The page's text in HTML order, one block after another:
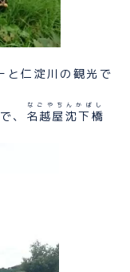
と仁淀川の観光で
、 名越屋沈下橋
なごやちんかばし